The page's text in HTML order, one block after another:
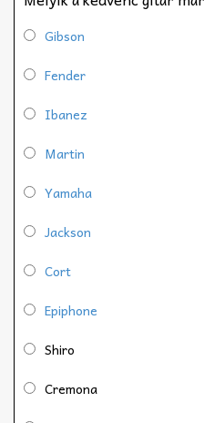
Gibson
Fender
Ibanez
Martin
Yamaha
Jackson
Cort
Epiphone
Shiro
Cremona